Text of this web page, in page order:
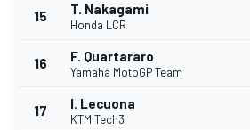
15 T. Nakagami
Honda LCR
16 F. Quartararo
Yamaha MotoGP Team
17 I. Lecuona
KTM Tech3